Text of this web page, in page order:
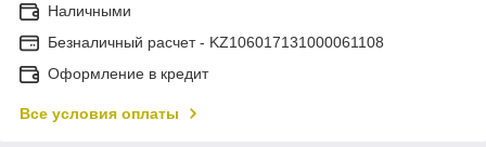
Наличными
Безналичный расчет - KZ106017131000061108
Оформление в кредит
Все условия оплаты